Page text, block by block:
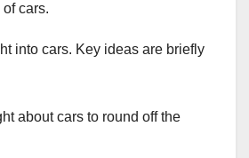
cars.
into cars. Key ideas are briefly
about cars to round off the